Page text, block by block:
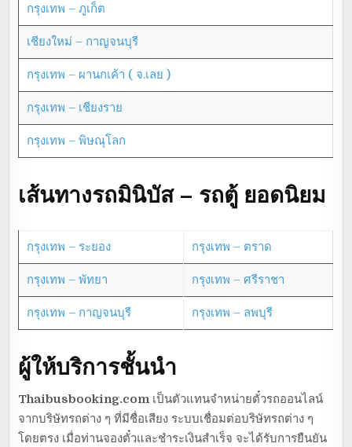
กรุงเทพ – ภูเก็ต
เชียงใหม่ – กาญจนบุรี
กรุงเทพ – ผานกเค้า ( จ.เลย )
กรุงเทพ – เชียงราย
กรุงเทพ – พิษณุโลก
เส้นทางรถมินิบัส – รถตู้ ยอดนิยม
กรุงเทพ – ระยอง กรุงเทพ – ตราด
กรุงเทพ – พัทยา กรุงเทพ – ศรีราชา
กรุงเทพ – กาญจนบุรี กรุงเทพ – ลพบุรี
ผู้ให้บริการชั้นนำ
Thaibusbooking.com เป็นตัวแทนจำหน่ายตั๋วรถออนไลน์
จากบริษัทรถต่าง ๆ ที่มีชื่อเสียง ระบบเชื่อมต่อบริษัทรถต่าง ๆ
โดยตรง เมื่อท่านจองตั๋วและชำระเงินสำเร็จ จะได้รับการยืนยัน